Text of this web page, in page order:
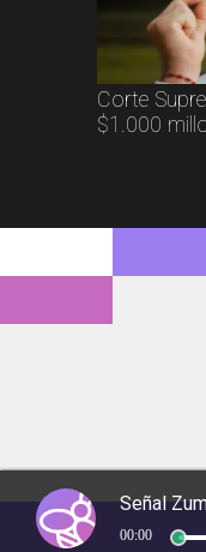
Corte
$1.000
Señal
00:00